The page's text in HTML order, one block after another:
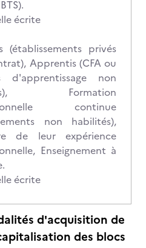
écrite
(établissements privés
Apprentis (CFA ou
d'apprentissage non
Formation
continue
non habilités),
de leur expérience
Enseignement à
écrite
d'acquisition de
des blocs